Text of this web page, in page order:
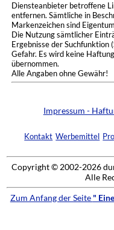
Diensteanbieter betroffene
entfernen. Sämtliche in
Markenzeichen sind
Die Nutzung sämtlicher
Ergebnisse der Suchfunktion
Gefahr. Es wird keine
übernommen.
Alle Angaben ohne Gewähr!
Impressum -
Kontakt Werbemittel
Copyright © 2002-2026
Alle
Zum Anfang der Seite "